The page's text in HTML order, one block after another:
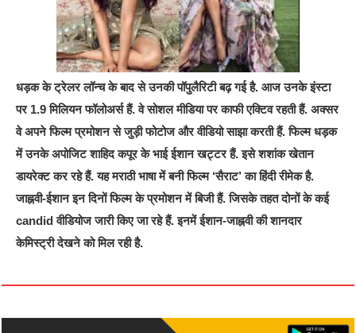
धड़क के ट्रेलर लॉन्च के बाद से उनकी पॉपुलैरिटी बढ़ गई है. आज उनके इंस्टा
पर 1.9 मिलियन फॉलोअर्स हैं. वे सोशल मीडिया पर काफी एक्टिव रहती हैं. अक्सर
वे अपने फिल्म प्रमोशन से जुड़ी फोटोज और वीडियो साझा करती हैं. फिल्म धड़क
में उनके अपोजिट शाहिद कपूर के भाई ईशान खट्टर हैं. इसे शशांक खेतान
डायरेक्ट कर रहे हैं. यह मराठी भाषा में बनी फिल्म ‘सैराट’ का हिंदी रीमेक है.
जाह्नवी-ईशान इन दिनों फिल्म के प्रमोशन में बिजी हैं. जिसके तहत दोनों के कई
candid वीडियोज जारी किए जा रहे हैं. इनमें ईशान-जाह्नवी की शानदार
केमिस्ट्री देखने को मिल रही है.